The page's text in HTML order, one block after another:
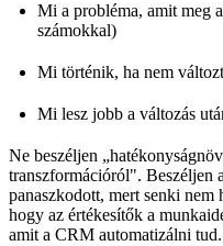
Mi a probléma, amit meg
számokkal)
Mi történik, ha nem
Mi lesz jobb a változás
Ne beszéljen
transzformációról". Beszéljen
panaszkodott, mert senki nem
hogy az értékesítők a
amit a CRM automatizálni tud.